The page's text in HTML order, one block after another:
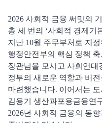
2026 사회적 금융 써밋의
총 세 번의 ‘사회적 경제기
지난 10월 주무부처로 지
행정안전부의 핵심 정책
장관님을 모시고 사회연
정부의 새로운 역할과 비
마련했습니다. 이어서는 도
김용기 생산과포용금융연
2026년 사회적 금융의 동